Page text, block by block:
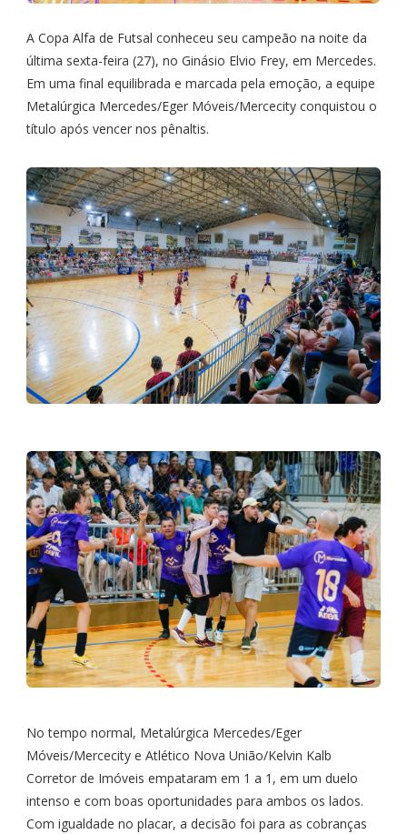
A Copa Alfa de Futsal conheceu seu campeão na noite da
última sexta-feira (27), no Ginásio Elvio Frey, em Mercedes.
Em uma final equilibrada e marcada pela emoção, a equipe
Metalúrgica Mercedes/Eger Móveis/Mercecity conquistou o
título após vencer nos pênaltis.
No tempo normal, Metalúrgica Mercedes/Eger
Móveis/Mercecity e Atlético Nova União/Kelvin Kalb
Corretor de Imóveis empataram em 1 a 1, em um duelo
intenso e com boas oportunidades para ambos os lados.
Com igualdade no placar, a decisão foi para as cobranças